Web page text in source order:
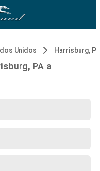
Unidos Harrisburg, PA
PA a